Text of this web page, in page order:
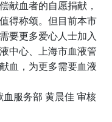
献血者的自愿捐献，
得称颂。但目前本市
要更多爱心人士加入
中心、上海市血液管
血，为更多需要血液
血服务部 黄晨佳 审核